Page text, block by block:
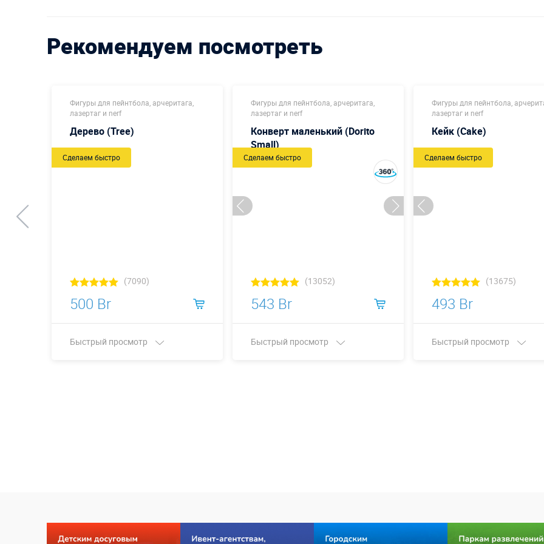
Рекомендуем посмотреть
Фигуры для пейнтбола, арчеритага,
лазертаг и nerf
Дерево (Tree)
Сделаем быстро
(7090)
500 Br
Быстрый просмотр
Фигуры для пейнтбола, арчеритага,
лазертаг и nerf
Конверт маленький (Dorito
Small)
Сделаем быстро
(13052)
543 Br
Быстрый просмотр
Фигуры для пейнтбола,
лазертаг и nerf
Кейк (Cake)
Сделаем быстро
(13675)
493 Br
Быстрый просмотр